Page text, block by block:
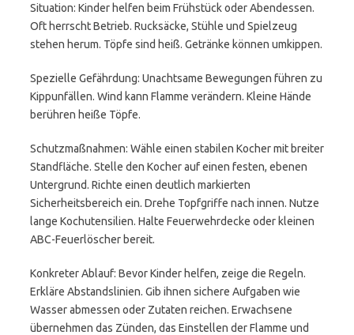
Situation: Kinder helfen beim Frühstück oder Abendessen.
Oft herrscht Betrieb. Rucksäcke, Stühle und Spielzeug
stehen herum. Töpfe sind heiß. Getränke können umkippen.
Spezielle Gefährdung: Unachtsame Bewegungen führen zu
Kippunfällen. Wind kann Flamme verändern. Kleine Hände
berühren heiße Töpfe.
Schutzmaßnahmen: Wähle einen stabilen Kocher mit breiter
Standfläche. Stelle den Kocher auf einen festen, ebenen
Untergrund. Richte einen deutlich markierten
Sicherheitsbereich ein. Drehe Topfgriffe nach innen. Nutze
lange Kochutensilien. Halte Feuerwehrdecke oder kleinen
ABC-Feuerlöscher bereit.
Konkreter Ablauf: Bevor Kinder helfen, zeige die Regeln.
Erkläre Abstandslinien. Gib ihnen sichere Aufgaben wie
Wasser abmessen oder Zutaten reichen. Erwachsene
übernehmen das Zünden, das Einstellen der Flamme und